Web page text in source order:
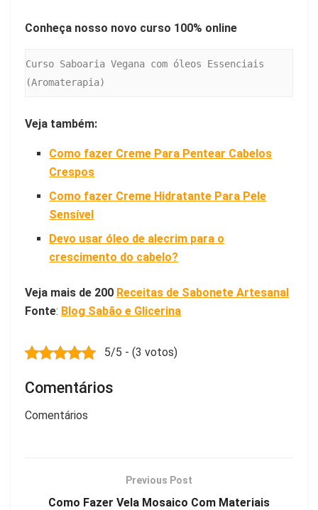
Conheça nosso novo curso 100% online
Curso Saboaria Vegana com óleos Essenciais
(Aromaterapia)
Veja também:
Como fazer Creme Para Pentear Cabelos
Crespos
Como fazer Creme Hidratante Para Pele
Sensível
Devo usar óleo de alecrim para o
crescimento do cabelo?
Veja mais de 200 Receitas de Sabonete Artesanal
Fonte: Blog Sabão e Glicerina
5/5 - (3 votos)
Comentários
Comentários
Previous Post
Como Fazer Vela Mosaico Com Materiais